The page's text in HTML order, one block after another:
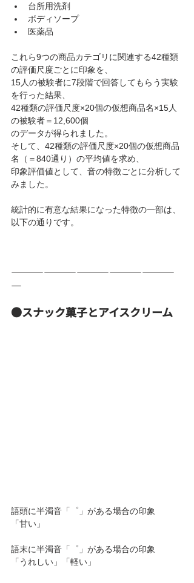
台所用洗剤
ボディソープ
医薬品
これら9つの商品カテゴリに関連する42種類
の評価尺度ごとに印象を、
15人の被験者に7段階で回答してもらう実験
を行った結果、
42種類の評価尺度×20個の仮想商品名×15人
の被験者＝12,600個
のデータが得られました。
そして、42種類の評価尺度×20個の仮想商品
名（＝840通り）の平均値を求め、
印象評価値として、音の特徴ごとに分析して
みました。
統計的に有意な結果になった特徴の一部は、
以下の通りです。
―――――――――――――――
―
●スナック菓子とアイスクリーム
語頭に半濁音「゜」がある場合の印象
「甘い」
語末に半濁音「゜」がある場合の印象
「うれしい」「軽い」